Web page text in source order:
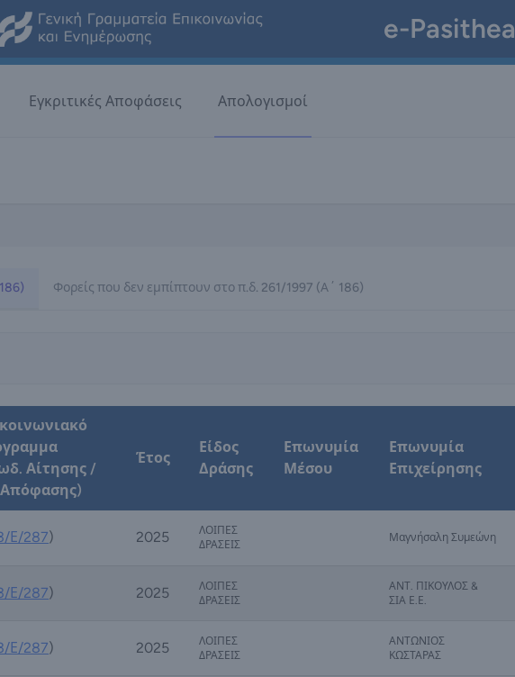
e-Pasithea
Εγκριτικές Αποφάσεις Απολογισμοί
Φορείς που δεν εμπίπτουν στο π.δ. 261/1997 (Α΄ 186)
Αίτησης /
Έτος
Είδος
Δράσης
Επωνυμία
Μέσου
Επωνυμία
Επιχείρησης
Ε/287) 2025
ΛΟΙΠΕΣ
ΔΡΑΣΕΙΣ
Μαγνήσαλη Συμεώνη
Ε/287) 2025
ΛΟΙΠΕΣ
ΔΡΑΣΕΙΣ
ΑΝΤ. ΠΙΚΟΥΛΟΣ &
ΣΙΑ Ε.Ε.
Ε/287) 2025
ΛΟΙΠΕΣ
ΔΡΑΣΕΙΣ
ΑΝΤΩΝΙΟΣ
ΚΩΣΤΑΡΑΣ